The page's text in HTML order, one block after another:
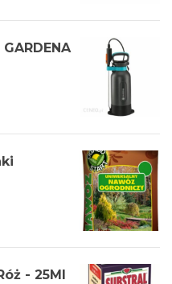
- 25Ml